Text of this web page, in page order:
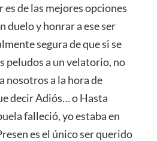
es de las mejores opciones
duelo y honrar a ese ser
segura de que si se
peludos a un velatorio, no
nosotros a la hora de
decir Adiós… o Hasta
falleció, yo estaba en
es el único ser querido